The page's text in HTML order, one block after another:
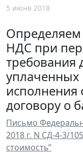
5 июня 2018
Определяем
НДС при
требования
уплаченных
исполнения
договору о
Письмо
2018 г. N СД-4-3/
стоимость”